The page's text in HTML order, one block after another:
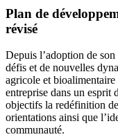
Plan de
révisé
Depuis l’adoption de
défis et de nouvelles
agricole et
entreprise dans un esprit
objectifs la redéfinition
orientations ainsi que
communauté.